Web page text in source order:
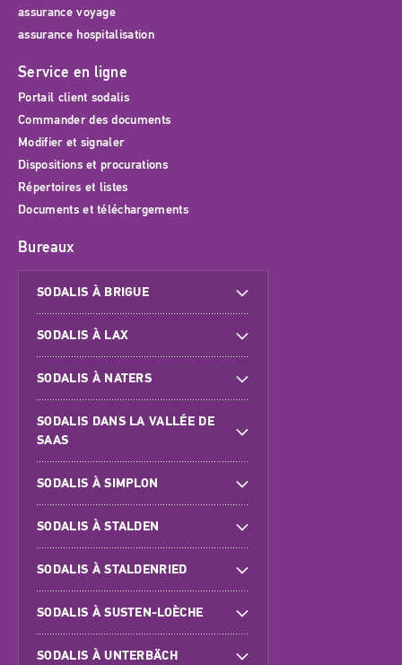
assurance voyage
assurance hospitalisation
Service en ligne
Portail client sodalis
Commander des documents
Modifier et signaler
Dispositions et procurations
Répertoires et listes
Documents et téléchargements
Bureaux
SODALIS À BRIGUE
SODALIS À LAX
SODALIS À NATERS
SODALIS DANS LA VALLÉE DE
SAAS
SODALIS À SIMPLON
SODALIS À STALDEN
SODALIS À STALDENRIED
SODALIS À SUSTEN-LOÈCHE
SODALIS À UNTERBÄCH